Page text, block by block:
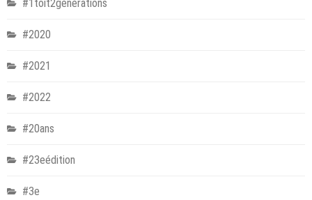
#1toit2générations
#2020
#2021
#2022
#20ans
#23eédition
#3e